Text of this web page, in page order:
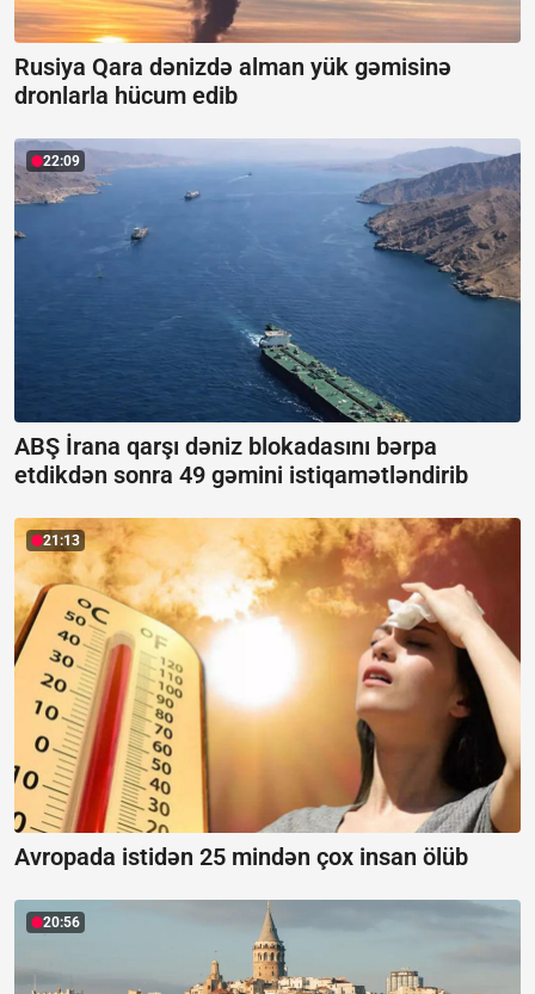
Rusiya Qara dənizdə alman yük gəmisinə
dronlarla hücum edib
22:09
ABŞ İrana qarşı dəniz blokadasını bərpa
etdikdən sonra 49 gəmini istiqamətləndirib
21:13
Avropada istidən 25 mindən çox insan ölüb
20:56